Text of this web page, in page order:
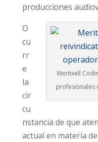
producciones
Meritxell
profesionales
O
cu
rr
e
la
cir
cu
nstancia de que
actual en materia